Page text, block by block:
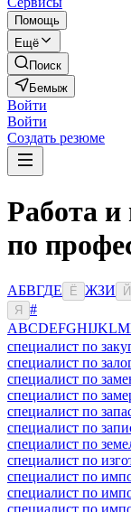
Помощь
Ещё
Поиск
Бемыж
Войти
Войти
Создать резюме
Работа и
по
АБВГДЕ Ё ЖЗИ Й
Я
#
ABCDEFGHIJKLM
специалист по
специалист по
специалист по
специалист по
специалист по
специалист по
специалист по
специалист по
специалист по
специалист по
специалист по